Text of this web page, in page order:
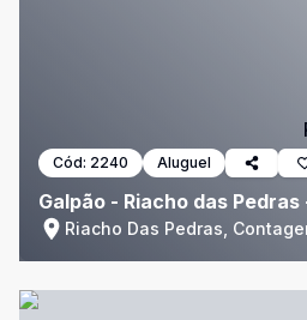
Cód: 2240 Aluguel
Galpão - Riacho das
Riacho Das Pedras,